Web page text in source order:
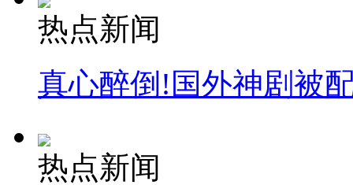
热点新闻
真心醉倒!国外神剧被
热点新闻